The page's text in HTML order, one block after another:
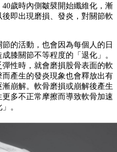
歲時內側皺襞開始纖維化，漸
即出現磨損、發炎，對關節軟
的活動，也會因為每個人的日
膝關節不等程度的「退化」。
性時，就會磨損股骨表面的軟
產生的發炎現象也會釋放出有
崩解。軟骨磨損或崩解後產生
多不正常摩擦而導致軟骨加速
。